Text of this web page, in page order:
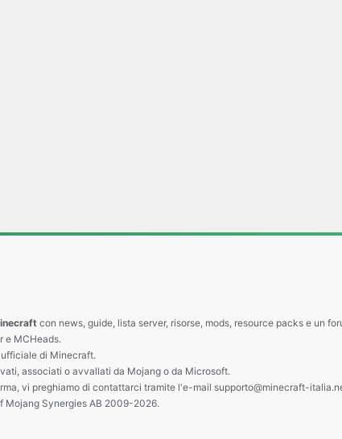
con news, guide, lista server, risorse, mods, resource packs e un
e MCHeads.
di Minecraft.
associati o avvallati da Mojang o da Microsoft.
vi preghiamo di contattarci tramite l'e-mail supporto@minecraft-
Mojang Synergies AB 2009-2026.